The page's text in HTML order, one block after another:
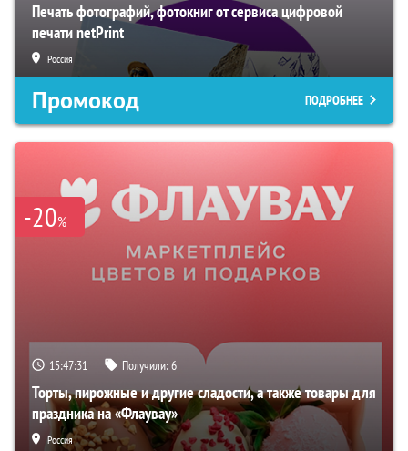
Печать фотографий, фотокниг от сервиса цифровой
печати netPrint
Россия
Промокод ПОДРОБНЕЕ
-20%
15:47:30 Получили:6
Торты, пирожные и другие сладости, а также товары для
праздника на «Флаувау»
Россия